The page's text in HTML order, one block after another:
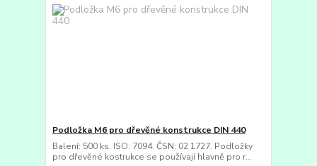
Podložka M6 pro dřevěné konstrukce DIN 440
Balení: 500 ks. ISO: 7094. ČSN: 02 1727. Podložky
pro dřevěné kostrukce se používají hlavně pro r...